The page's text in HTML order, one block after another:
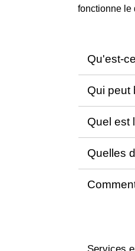
fonctionne le
Qu'est-
Qui peut
Quel est
Quelles